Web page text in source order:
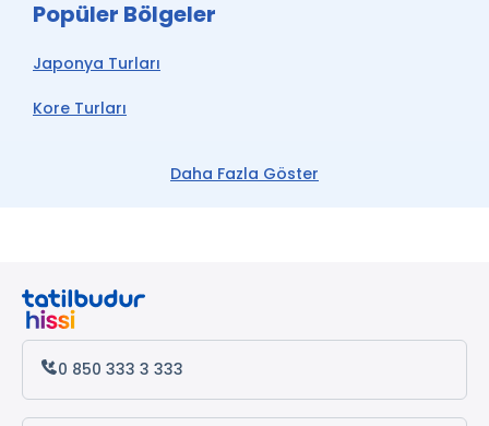
Daha Fazla Göster
Popüler Bölgeler
Japonya Turları
Kore Turları
0 850 333 3 333